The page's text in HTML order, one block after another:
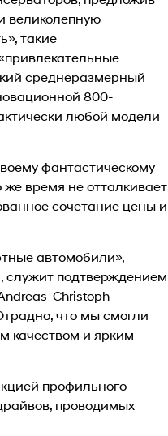
великолепную
такие
среднеразмерный
800-
любой модели
фантастическому
же время не отталкивает
сочетание цены и
автомобили»,
служит подтверждением
Christoph
что мы смогли
качеством и ярким
профильного
проводимых